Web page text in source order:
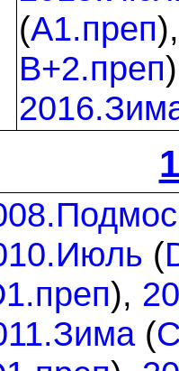
(A1.преп
B+2.преп
(
),
(